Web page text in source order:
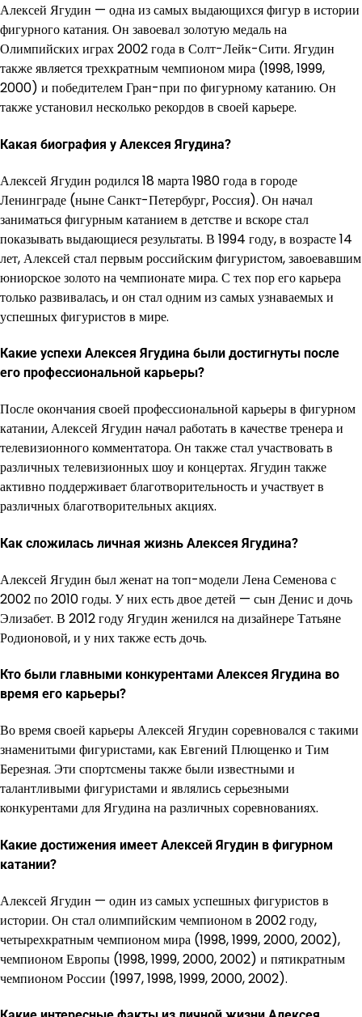
Алексей Ягудин — одна из самых выдающихся фигур в истории
фигурного катания. Он завоевал золотую медаль на
Олимпийских играх 2002 года в Солт-Лейк-Сити. Ягудин
также является трехкратным чемпионом мира (1998, 1999,
2000) и победителем Гран-при по фигурному катанию. Он
также установил несколько рекордов в своей карьере.
Какая биография у Алексея Ягудина?
Алексей Ягудин родился 18 марта 1980 года в городе
Ленинграде (ныне Санкт-Петербург, Россия). Он начал
заниматься фигурным катанием в детстве и вскоре стал
показывать выдающиеся результаты. В 1994 году, в возрасте 14
лет, Алексей стал первым российским фигуристом, завоевавшим
юниорское золото на чемпионате мира. С тех пор его карьера
только развивалась, и он стал одним из самых узнаваемых и
успешных фигуристов в мире.
Какие успехи Алексея Ягудина были достигнуты после
его профессиональной карьеры?
После окончания своей профессиональной карьеры в фигурном
катании, Алексей Ягудин начал работать в качестве тренера и
телевизионного комментатора. Он также стал участвовать в
различных телевизионных шоу и концертах. Ягудин также
активно поддерживает благотворительность и участвует в
различных благотворительных акциях.
Как сложилась личная жизнь Алексея Ягудина?
Алексей Ягудин был женат на топ-модели Лена Семенова с
2002 по 2010 годы. У них есть двое детей — сын Денис и дочь
Элизабет. В 2012 году Ягудин женился на дизайнере Татьяне
Родионовой, и у них также есть дочь.
Кто были главными конкурентами Алексея Ягудина во
время его карьеры?
Во время своей карьеры Алексей Ягудин соревновался с такими
знаменитыми фигуристами, как Евгений Плющенко и Тим
Березная. Эти спортсмены также были известными и
талантливыми фигуристами и являлись серьезными
конкурентами для Ягудина на различных соревнованиях.
Какие достижения имеет Алексей Ягудин в фигурном
катании?
Алексей Ягудин — один из самых успешных фигуристов в
истории. Он стал олимпийским чемпионом в 2002 году,
четырехкратным чемпионом мира (1998, 1999, 2000, 2002),
чемпионом Европы (1998, 1999, 2000, 2002) и пятикратным
чемпионом России (1997, 1998, 1999, 2000, 2002).